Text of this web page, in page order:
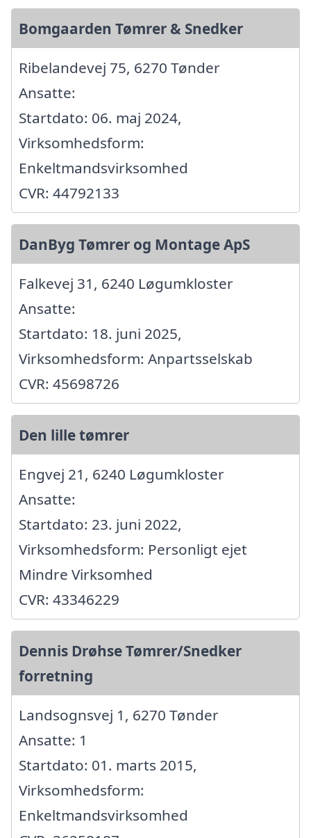
Bomgaarden Tømrer & Snedker
Ribelandevej 75, 6270 Tønder
Ansatte:
Startdato: 06. maj 2024,
Virksomhedsform:
Enkeltmandsvirksomhed
CVR: 44792133
DanByg Tømrer og Montage ApS
Falkevej 31, 6240 Løgumkloster
Ansatte:
Startdato: 18. juni 2025,
Virksomhedsform: Anpartsselskab
CVR: 45698726
Den lille tømrer
Engvej 21, 6240 Løgumkloster
Ansatte:
Startdato: 23. juni 2022,
Virksomhedsform: Personligt ejet
Mindre Virksomhed
CVR: 43346229
Dennis Drøhse Tømrer/Snedker
forretning
Landsognsvej 1, 6270 Tønder
Ansatte: 1
Startdato: 01. marts 2015,
Virksomhedsform:
Enkeltmandsvirksomhed